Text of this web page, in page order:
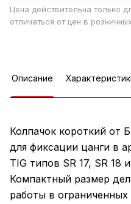
Цена действительна только
отличаться от цен в
Описание
Колпачок короткий от
для фиксации цанги в
TIG типов SR 17, SR 18
Компактный размер
работы в ограниченных